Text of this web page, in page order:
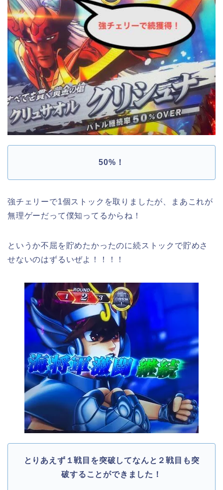
50%！
強チェリーで1個ストックを取りましたが、まあこれが
無理ゲーだって僕知ってるからね！
というか不屈を貯めたかったのに続ストックで貯めさ
せないのはずるいぜよ！！！！
とりあえず１戦目を突破してなんと２戦目も突
破することができました！